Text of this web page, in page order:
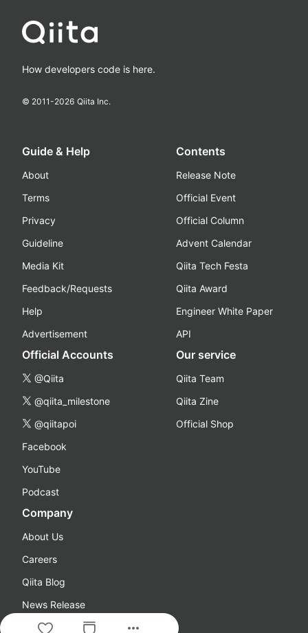
more_horiz
How developers code is here.
© 2011-2026 Qiita Inc.
Guide & Help
About
Terms
Privacy
Guideline
Media Kit
Feedback/Requests
Help
Advertisement
Contents
Release Note
Official Event
Official Column
Advent Calendar
Qiita Tech Festa
Qiita Award
Engineer White Paper
API
Official Accounts
@Qiita
@qiita_milestone
@qiitapoi
Facebook
YouTube
Podcast
Our service
Qiita Team
Qiita Zine
Official Shop
Company
About Us
Careers
Qiita Blog
News Release